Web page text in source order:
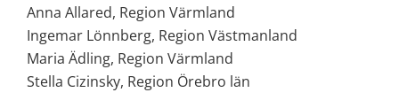
Anna Allared, Region Värmland
Ingemar Lönnberg, Region Västmanland
Maria Ädling, Region Värmland
Stella Cizinsky, Region Örebro län